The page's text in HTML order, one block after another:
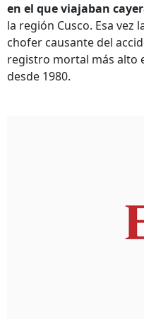
en el que viajaban
la región Cusco. Esa vez
chofer causante del
registro mortal más alto
desde 1980.